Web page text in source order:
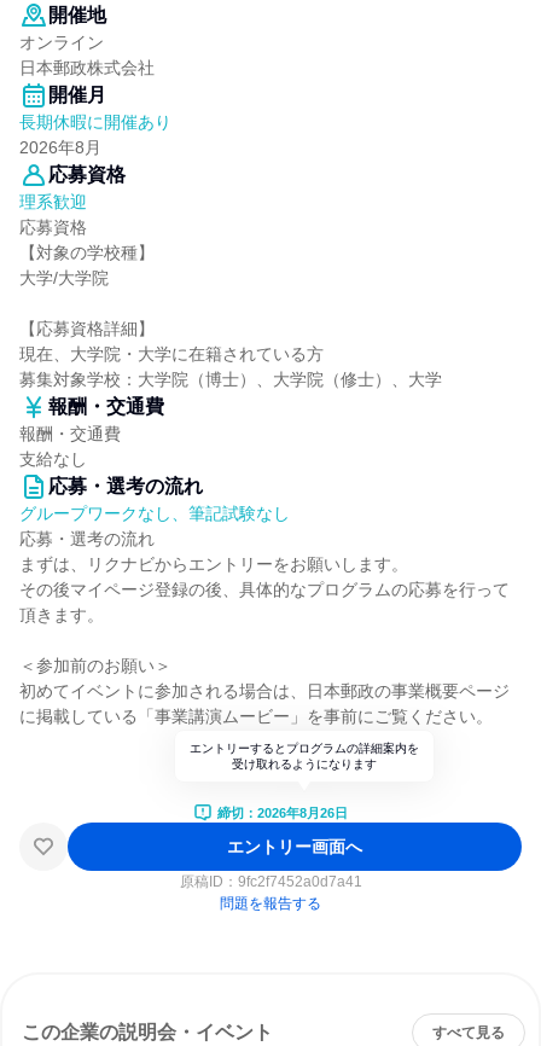
開催地
オンライン
日本郵政株式会社
開催月
長期休暇に開催あり
2026年8月
応募資格
理系歓迎
応募資格
【対象の学校種】
大学/大学院
【応募資格詳細】
現在、大学院・大学に在籍されている方
募集対象学校：大学院（博士）、大学院（修士）、大学
報酬・交通費
報酬・交通費
支給なし
応募・選考の流れ
グループワークなし、筆記試験なし
応募・選考の流れ
まずは、リクナビからエントリーをお願いします。
その後マイページ登録の後、具体的なプログラムの応募を行って
頂きます。
＜参加前のお願い＞
初めてイベントに参加される場合は、日本郵政の事業概要ページ
に掲載している「事業講演ムービー」を事前にご覧ください。
エントリーするとプログラムの詳細案内を
受け取れるようになります
締切：2026年8月26日
エントリー画面へ
原稿ID： 9fc2f7452a0d7a41
問題を報告する
この企業の説明会・イベント すべて見る